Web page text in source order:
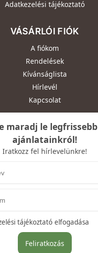
Adatkezelési tájékoztató
VÁSÁRLÓI FIÓK
A fiókom
Rendelések
Kívánságlista
Hírlevél
Kapcsolat
maradj le legfrissebb
ajánlatainkról!
Iratkozz fel hírlevelünkre!
tájékoztató elfogadása